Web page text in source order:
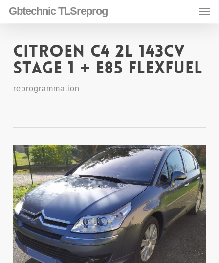
Gbtechnic TLSreprog
Citroen C4 2l 143CV
Stage 1 + E85 Flexfuel
reprogrammation